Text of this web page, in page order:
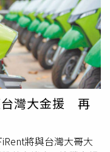
及文山區的「福華加
展現換電站選址精
求。●車主「這時間」
行為，不分平、假
傍晚17:00-18:00 之
成明顯的「夕陽換電高
市的平日換電尖峰時
與科技產業聚落的下
貓族的存在感同樣不
電時段，不論是夜班
台灣大金援 再
將與台灣大哥大